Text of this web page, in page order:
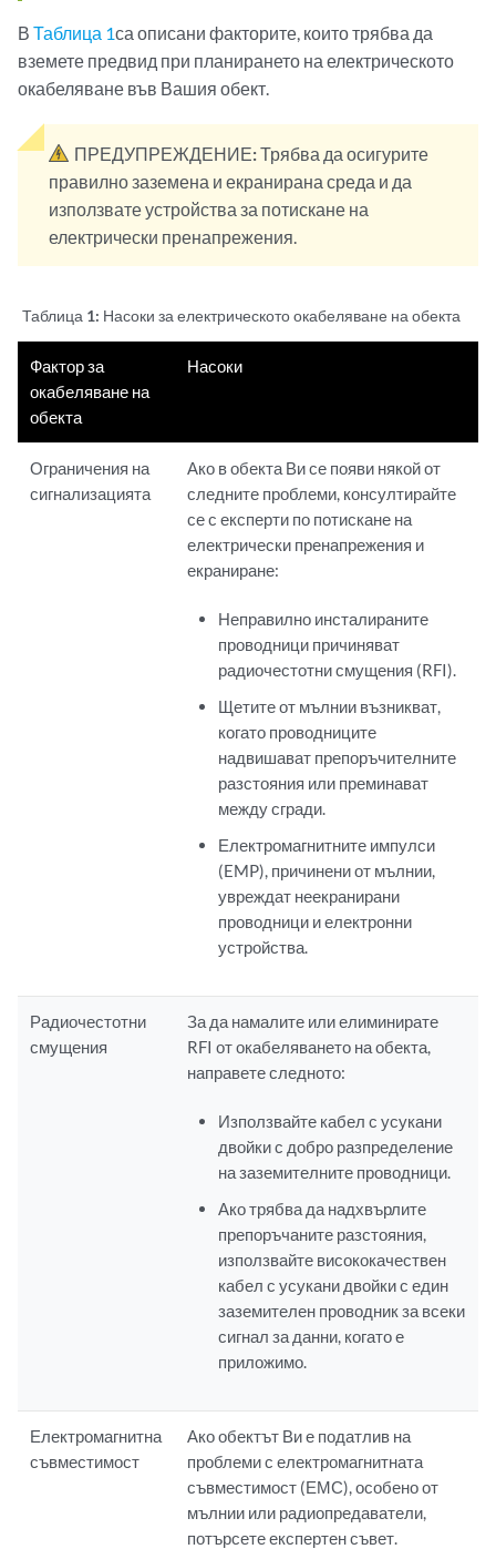
В Таблица 1са описани факторите, които трябва да
вземете предвид при планирането на електрическото
окабеляване във Вашия обект.
ПРЕДУПРЕЖДЕНИЕ:Трябва да осигурите
правилно заземена и екранирана среда и да
използвате устройства за потискане на
електрически пренапрежения.
Таблица 1: Насоки за електрическото окабеляване на обекта
Фактор за
окабеляване на
обекта
Насоки
Ограничения на
сигнализацията
Ако в обекта Ви се появи някой от
следните проблеми, консултирайте
се с експерти по потискане на
електрически пренапрежения и
екраниране:
Неправилно инсталираните
проводници причиняват
радиочестотни смущения (RFI).
Щетите от мълнии възникват,
когато проводниците
надвишават препоръчителните
разстояния или преминават
между сгради.
Електромагнитните импулси
(EMP), причинени от мълнии,
увреждат неекранирани
проводници и електронни
устройства.
Радиочестотни
смущения
За да намалите или елиминирате
RFI от окабеляването на обекта,
направете следното:
Използвайте кабел с усукани
двойки с добро разпределение
на заземителните проводници.
Ако трябва да надхвърлите
препоръчаните разстояния,
използвайте висококачествен
кабел с усукани двойки с един
заземителен проводник за всеки
сигнал за данни, когато е
приложимо.
Електромагнитна
съвместимост
Ако обектът Ви е податлив на
проблеми с електромагнитната
съвместимост (ЕМС), особено от
мълнии или радиопредаватели,
потърсете експертен съвет.